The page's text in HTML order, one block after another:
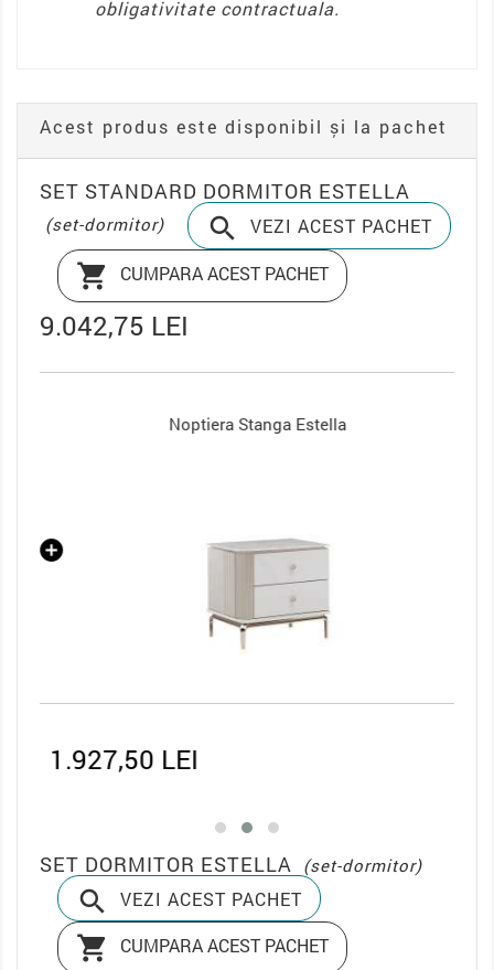
obligativitate contractuala.
Acest produs este disponibil și la pachet
SET STANDARD DORMITOR ESTELLA
(set-dormitor)  VEZI ACEST PACHET
 CUMPARA ACEST PACHET
9.042,75 LEI
Noptiera Stanga Estella
1.927,50 LEI
SET DORMITOR ESTELLA (set-dormitor)
 VEZI ACEST PACHET
 CUMPARA ACEST PACHET